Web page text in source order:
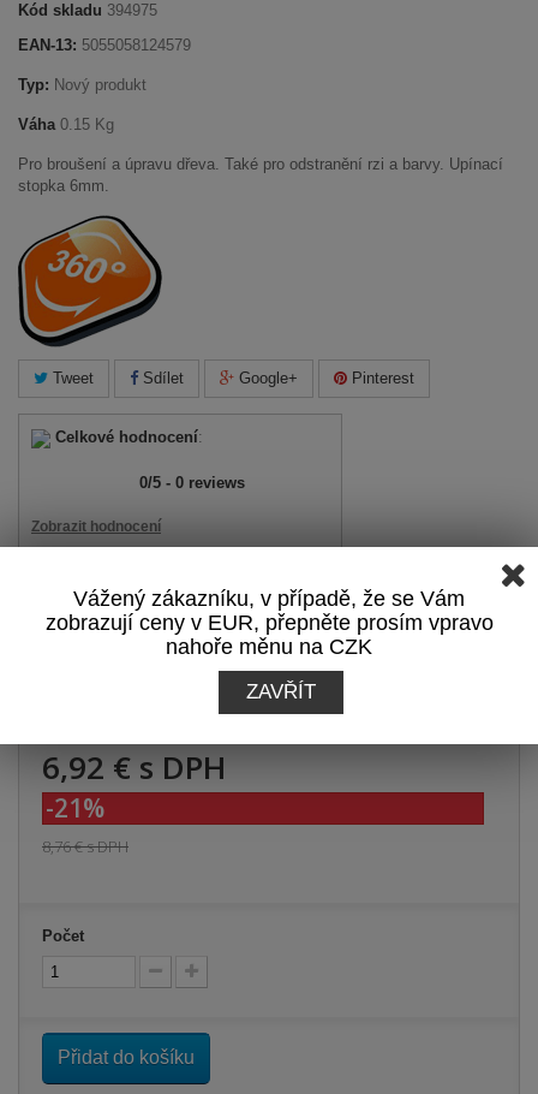
Kód skladu 394975
EAN-13: 5055058124579
Typ: Nový produkt
Váha 0.15 Kg
Pro broušení a úpravu dřeva. Také pro odstranění rzi a barvy. Upínací
stopka 6mm.
Tweet Sdílet Google+ Pinterest
Celkové hodnocení:
0/5 - 0 reviews
Zobrazit hodnocení
Zobrazit recenze
6,92 € s DPH
-21%
8,76 €s DPH
Počet
Přidat do košíku
Vážený zákazníku, v případě, že se Vám
zobrazují ceny v EUR, přepněte prosím vpravo
nahoře měnu na CZK
ZAVŘÍT